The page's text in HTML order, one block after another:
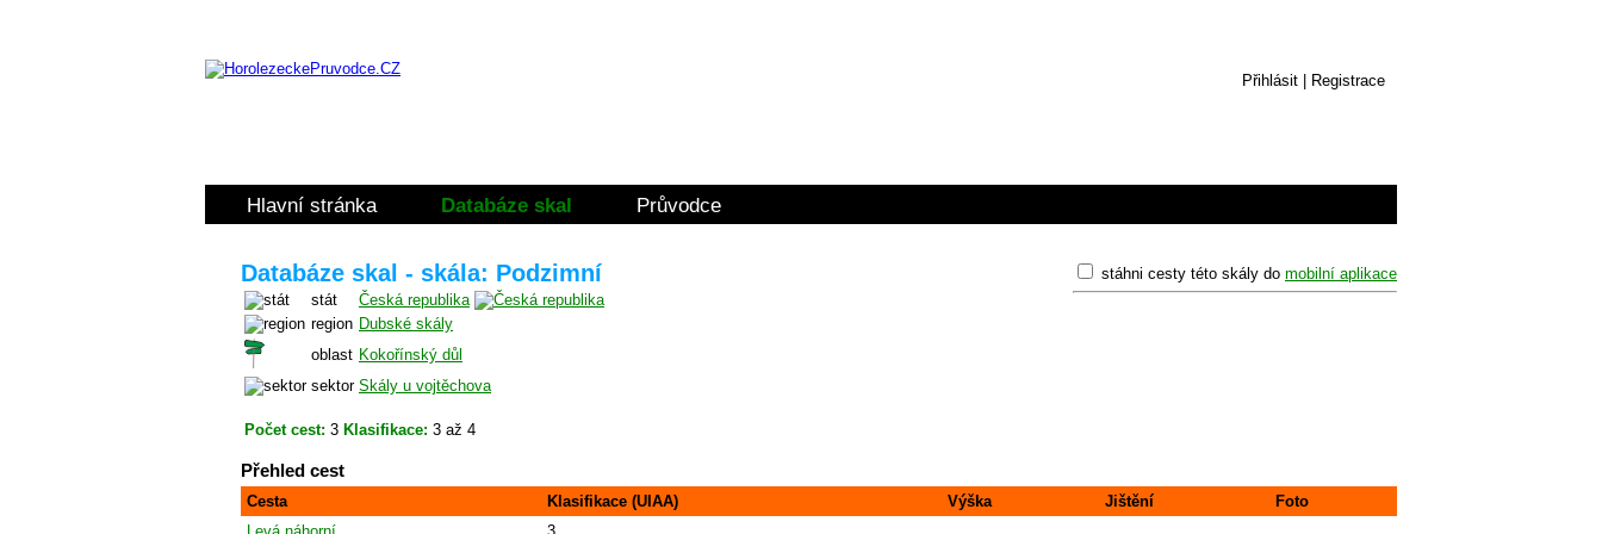
Přihlásit Registrace
Hlavní stránka Databáze skal Průvodce
stáhni cesty této skály do mobilní aplikace
Databáze skal - skála: Podzimní
stát
Česká republika
region Dubské skály
oblast Kokořínský důl
sektor Skály u vojtěchova
Počet cest: 3 Klasifikace: 3 až 4
Přehled cest
Cesta Klasifikace (UIAA) Výška Jištění
Foto